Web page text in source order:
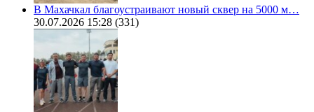
В Махачкал благоустраивают новый сквер на 5000 м…
30.07.2026 15:28 (331)